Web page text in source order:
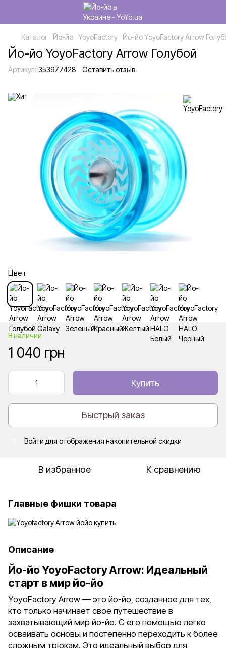
Каталог Йо-йо YoyoFactory Йо-йо YoyoFactory Arrow
Йо-йо YoyoFactory Arrow Голубой
Артикул: 353977428 Оставить отзыв
Цвет
В наличии
1 040 грн
Купить
Быстрый заказ
Войти для отображения накопительной скидки
В избранное К сравнению
Главные фишки товара
Описание
Йо-йо YoyoFactory Arrow: Идеальный
старт в мир йо-йо
YoyoFactory Arrow — это йо-йо, созданное для тех,
кто только начинает свое путешествие в
захватывающий мир йо-йо. С его помощью легко
осваивать основы и постепенно переходить к более
сложным трюкам. Это идеальный выбор для